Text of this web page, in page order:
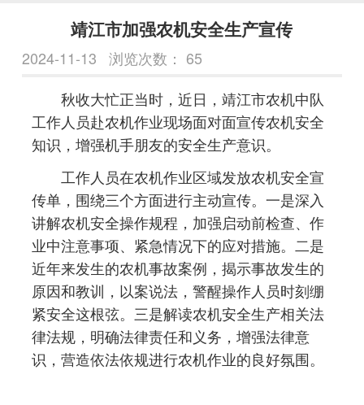
靖江市加强农机安全生产宣传
2024-11-13 浏览次数： 65
秋收大忙正当时，近日，靖江市农机中队
工作人员赴农机作业现场面对面宣传农机安全
知识，增强机手朋友的安全生产意识。
工作人员在农机作业区域发放农机安全宣
传单，围绕三个方面进行主动宣传。一是深入
讲解农机安全操作规程，加强启动前检查、作
业中注意事项、紧急情况下的应对措施。二是
近年来发生的农机事故案例，揭示事故发生的
原因和教训，以案说法，警醒操作人员时刻绷
紧安全这根弦。三是解读农机安全生产相关法
律法规，明确法律责任和义务，增强法律意
识，营造依法依规进行农机作业的良好氛围。